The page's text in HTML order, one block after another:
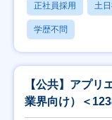
正社員採用 土
学歴不問
【公共】アプリ
業界向け）＜